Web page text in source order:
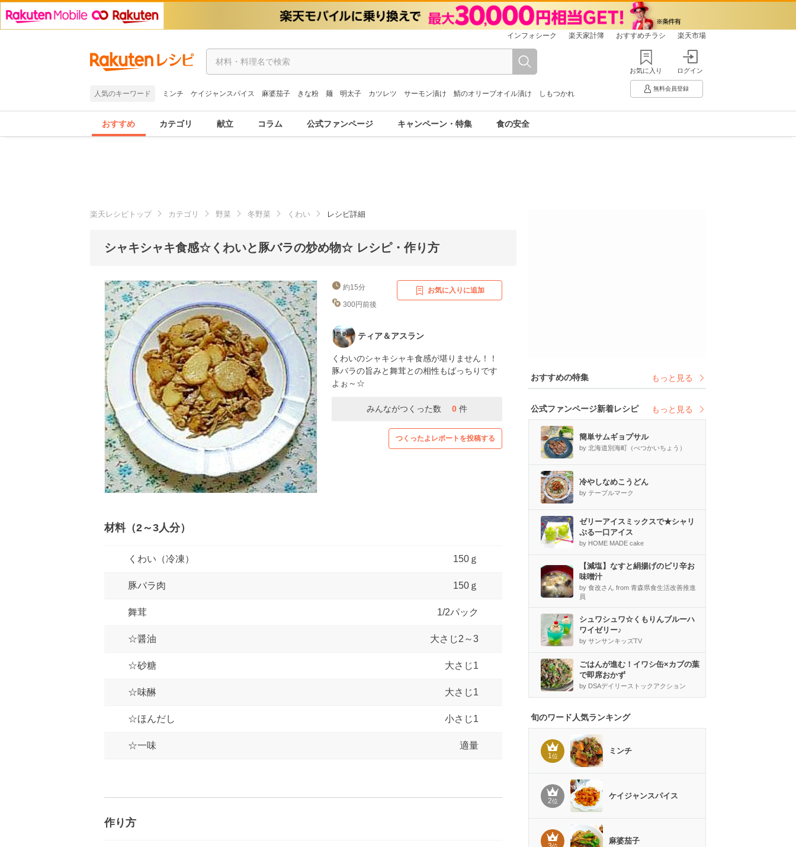
インフォシーク 楽天家計簿 おすすめチラシ 楽天市場
人気のキーワード ミンチ ケイジャンスパイス 麻婆茄子 きな粉 麺 明太子 カツレツ サーモン漬け 鯖のオリーブオイル漬け しもつかれ
お気に入り ログイン
無料会員登録
おすすめ カテゴリ 献立 コラム 公式ファンページ キャンペーン・特集 食の安全
楽天レシピトップ カテゴリ 野菜 冬野菜 くわい レシピ詳細
シャキシャキ食感☆くわいと豚バラの炒め物☆ レシピ・作り方
約15分
300円前後
お気に入りに追加
ティア＆アスラン
くわいのシャキシャキ食感が堪りません！！
豚バラの旨みと舞茸との相性もばっちりです
よぉ～☆
みんながつくった数 0 件
つくったよレポートを投稿する
材料（2～3人分）
くわい（冷凍） 150ｇ
豚バラ肉 150ｇ
舞茸 1/2パック
☆醤油 大さじ2～3
☆砂糖 大さじ1
☆味醂 大さじ1
☆ほんだし 小さじ1
☆一味 適量
作り方
おすすめの特集 もっと見る
公式ファンページ新着レシピ もっと見る
簡単サムギョプサル
by 北海道別海町（べつかいちょう）
冷やしなめこうどん
by テーブルマーク
ゼリーアイスミックスで★シャリ
ぷる一口アイス
by HOME MADE cake
【減塩】なすと絹揚げのピリ辛お
味噌汁
by 食改さん from 青森県食生活改善推進
員
シュワシュワ☆くもりんブルーハ
ワイゼリー♪
by サンサンキッズTV
ごはんが進む！イワシ缶×カブの葉
で即席おかず
by DSAデイリーストックアクション
旬のワード人気ランキング
1位
ミンチ
2位
ケイジャンスパイス
麻婆茄子